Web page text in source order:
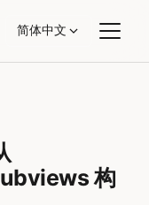
简体中文
构